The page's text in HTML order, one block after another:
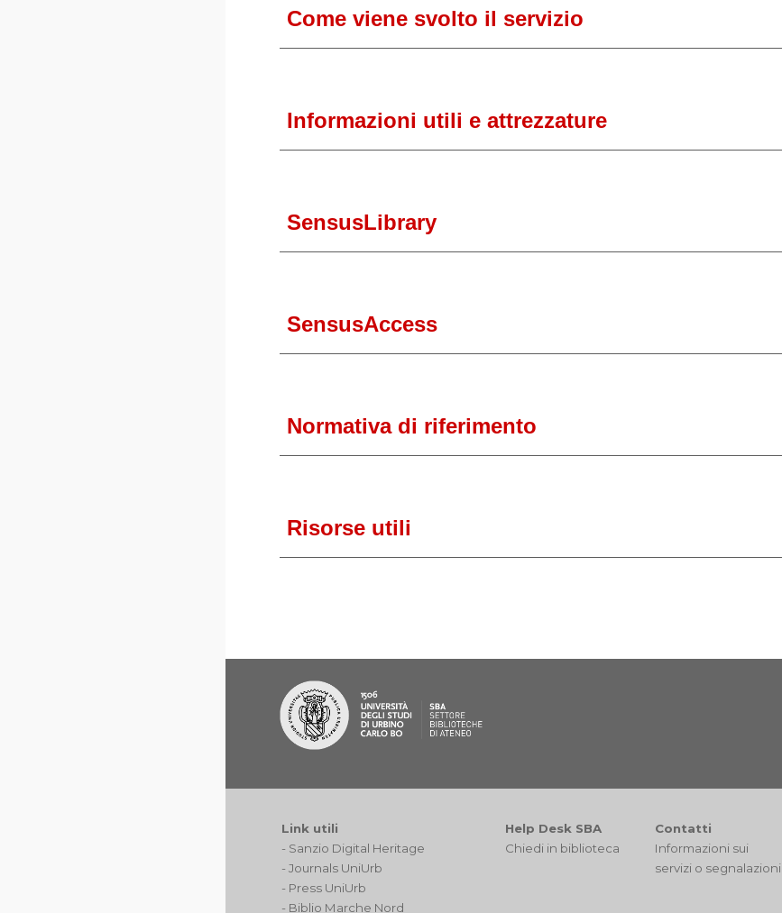
Come viene svolto il servizio
Informazioni utili e attrezzature
SensusLibrary
SensusAccess
Normativa di riferimento
Risorse utili
Link utili
- Sanzio Digital Heritage
-Journals UniUrb
- Press UniUrb
- Biblio Marche Nord
Help Desk SBA
Chiedi in biblioteca
Contatti
Informazioni sui
servizio segnalazioni